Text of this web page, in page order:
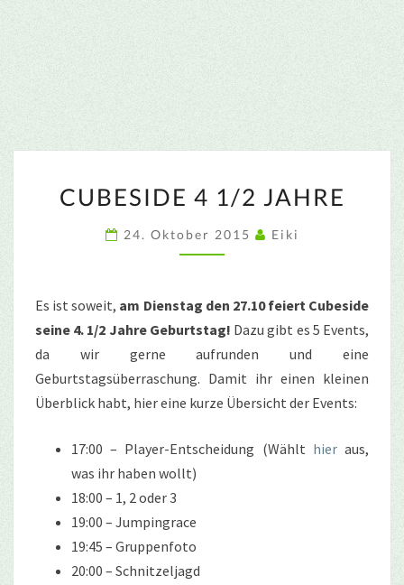
4
JAHRE
CUBESIDE 4 1/2 JAHRE
24. Oktober 2015 Eiki
Es ist soweit, am Dienstag den 27.10 feiert Cubeside
seine 4. 1/2 Jahre Geburtstag! Dazu gibt es 5 Events,
da wir gerne aufrunden und eine
Geburtstagsüberraschung. Damit ihr einen kleinen
Überblick habt, hier eine kurze Übersicht der Events:
17:00 – Player-Entscheidung (Wählt hieraus,
was ihr haben wollt)
18:00 – 1, 2 oder 3
19:00 – Jumpingrace
19:45 – Gruppenfoto
20:00 – Schnitzeljagd